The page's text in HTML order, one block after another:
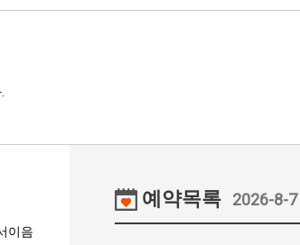
이음
예약목록 2026-8-7